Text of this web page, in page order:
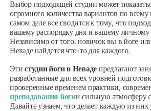
Выбор подходящей студии может
огромного количества вариантов по
самом деле все сводится к тому, что
вашему распорядку дня и вашему личному
Независимо от того, новичок вы в йоге
Неваде найдется что-то для каждого.
Этистудии йоги в Невадепредлагают
разработанные для всех уровней
проверенные временем практики,
преподавания йогии сильную атмосферу
Давайте узнаем, что делает каждую из них